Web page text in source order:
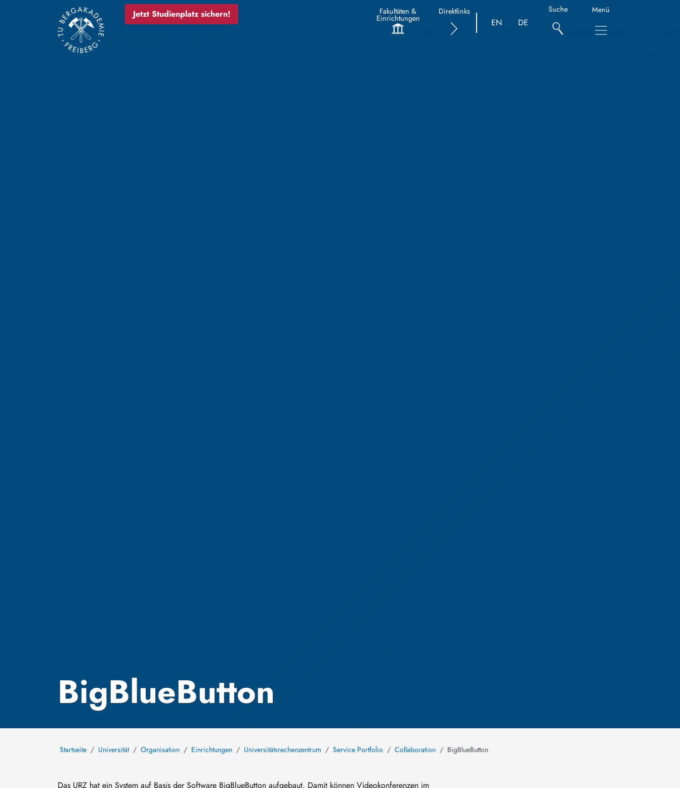
Jetzt Studienplatz sichern! Fakultäten &
Einrichtungen
Direktlinks
EN DE
Suche Menü
BigBlueButton
Startseite Universität Organisation Einrichtungen Universitätsrechenzentrum Service Portfolio Collaboration BigBlueButton
Das URZ hat ein System auf Basis der Software BigBlueButton aufgebaut. Damit können Videokonferenzen im